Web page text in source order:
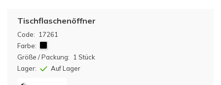
Code: 17261
Tischflaschenöffner
Farbe:
Größe / Packung:
1 Stück
Lager:
Auf Lager